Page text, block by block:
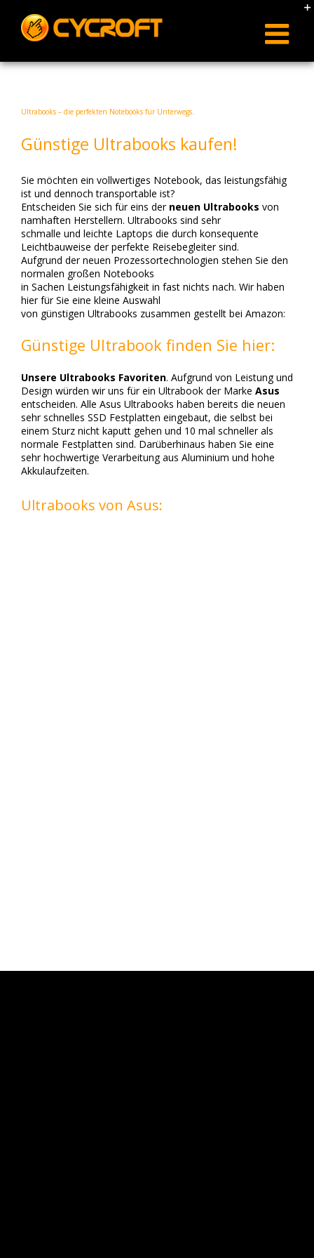
content
Ultrabooks – die perfekten Notebooks für Unterwegs.
Günstige Ultrabooks kaufen!
Sie möchten ein vollwertiges Notebook, das leistungsfähig
ist und dennoch transportable ist?
Entscheiden Sie sich für eins der neuen Ultrabooks von
namhaften Herstellern. Ultrabooks sind sehr
schmalle und leichte Laptops die durch konsequente
Leichtbauweise der perfekte Reisebegleiter sind.
Aufgrund der neuen Prozessortechnologien stehen Sie den
normalen großen Notebooks
in Sachen Leistungsfähigkeit in fast nichts nach. Wir haben
hier für Sie eine kleine Auswahl
von günstigen Ultrabooks zusammen gestellt bei Amazon:
Günstige Ultrabook finden Sie hier:
Unsere Ultrabooks Favoriten. Aufgrund von Leistung und
Design würden wir uns für ein Ultrabook der Marke Asus
entscheiden. Alle Asus Ultrabooks haben bereits die neuen
sehr schnelles SSD Festplatten eingebaut, die selbst bei
einem Sturz nicht kaputt gehen und 10 mal schneller als
normale Festplatten sind. Darüberhinaus haben Sie eine
sehr hochwertige Verarbeitung aus Aluminium und hohe
Akkulaufzeiten.
Ultrabooks von Asus: